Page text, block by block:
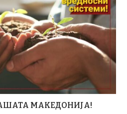
МАКЕДОНИЈА!